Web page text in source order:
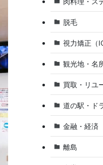
脱毛
視力矯正（
観光地・名
買取・リユ
道の駅・ド
金融・経済
離島